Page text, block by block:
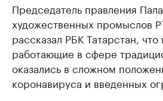
Председатель правления
художественных промыслов
рассказал РБК Татарстан,
работающие в сфере
оказались в сложном
коронавируса и введенных